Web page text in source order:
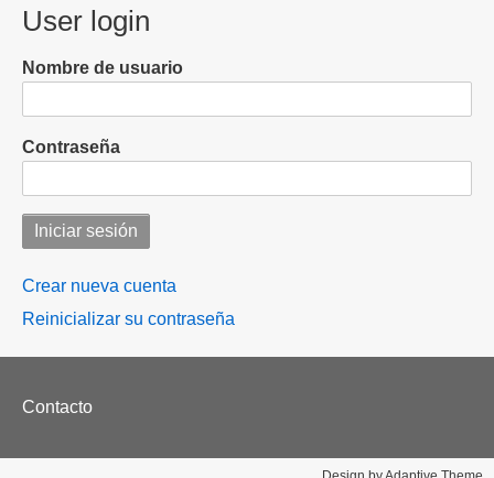
User login
Nombre de usuario
Contraseña
Crear nueva cuenta
Reinicializar su contraseña
Footer
Contacto